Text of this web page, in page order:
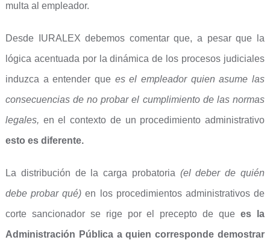
multa al empleador.
Desde IURALEX debemos comentar que, a pesar que la
lógica acentuada por la dinámica de los procesos judiciales
induzca a entender que es el empleador quien asume las
consecuencias de no probar el cumplimiento de las normas
legales, en el contexto de un procedimiento administrativo
esto es diferente.
La distribución de la carga probatoria (el deber de quién
debe probar qué)en los procedimientos administrativos de
corte sancionador se rige por el precepto de quees la
Administración Pública a quien corresponde demostrar